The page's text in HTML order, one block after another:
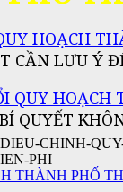
HOẠCH
CẦN LƯU Ý
QUY HOẠCH
BÍ QUYẾT
THÀNH PHỐ